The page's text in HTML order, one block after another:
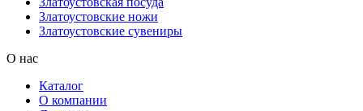
Златоустовские ножи
Златоустовские сувениры
О нас
Каталог
О компании